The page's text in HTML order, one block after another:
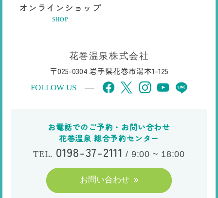
オンラインショップ
SHOP
花巻温泉株式会社
〒025-0304 岩手県花巻市湯本1-125
FOLLOW US
お電話でのご予約・お問い合わせ
花巻温泉 総合予約センター
TEL. 0198-37-2111 / 9:00 ~ 18:00
お問い合わせ